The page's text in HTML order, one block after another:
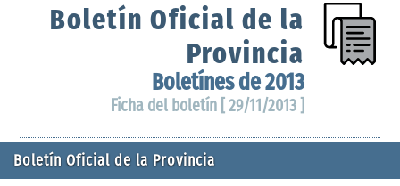
Boletín Oficial de la
Provincia
Boletínes de 2013
Ficha del boletín [ 29/11/2013 ]
Boletín Oficial de la Provincia